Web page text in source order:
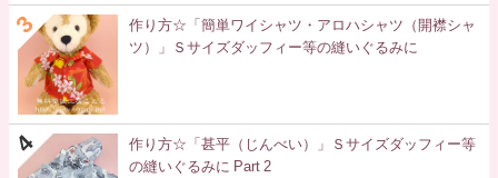
作り方☆「簡単ワイシャツ・アロハシャツ（開襟シャ
ツ）」Ｓサイズダッフィー等の縫いぐるみに
作り方☆「甚平（じんべい）」Ｓサイズダッフィー等
の縫いぐるみに Part 2